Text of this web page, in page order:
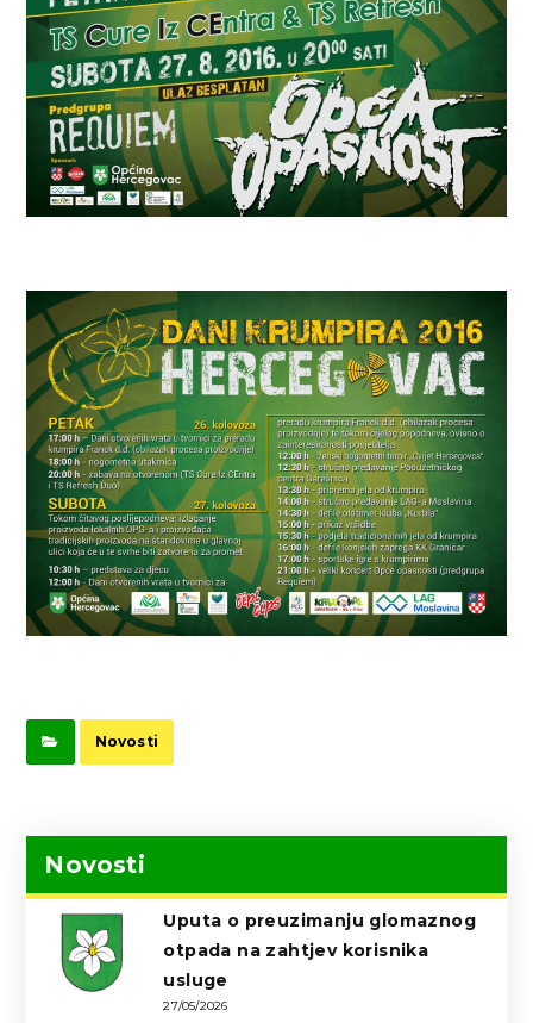
Novosti
Novosti
Uputa o preuzimanju glomaznog
otpada na zahtjev korisnika
usluge
27/05/2026